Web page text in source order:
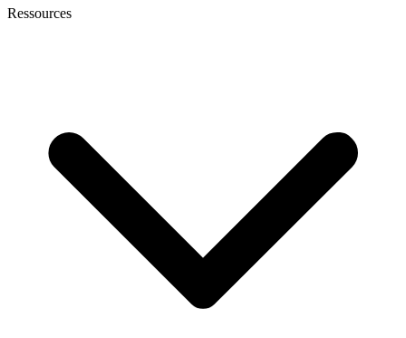
Ressources